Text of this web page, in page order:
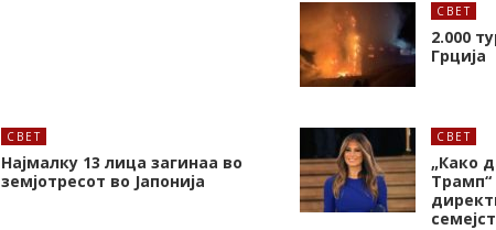
СВЕТ
2.000
Грција
СВЕТ
Најмалку 13 лица загинаа во
земјотресот во Јапонија
СВЕТ
„Како
Трамп“